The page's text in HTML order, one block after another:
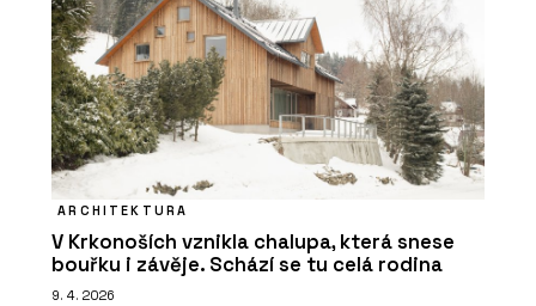
ARCHITEKTURA
V Krkonoších vznikla chalupa, která snese
bouřku i závěje. Schází se tu celá rodina
9. 4. 2026